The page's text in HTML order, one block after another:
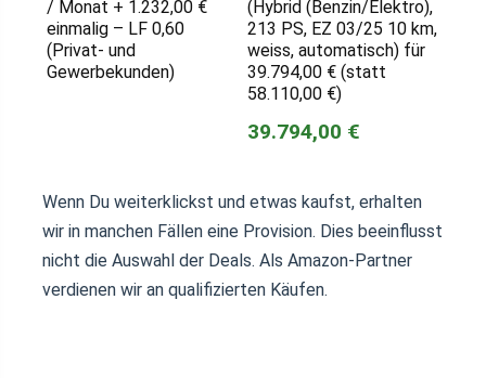
/ Monat + 1.232,00 €
einmalig – LF 0,60
(Privat- und
Gewerbekunden)
(Hybrid (Benzin/Elektro),
213 PS, EZ 03/25 10 km,
weiss, automatisch) für
39.794,00 € (statt
58.110,00 €)
39.794,00 €
Wenn Du weiterklickst und etwas kaufst, erhalten
wir in manchen Fällen eine Provision. Dies beeinflusst
nicht die Auswahl der Deals. Als Amazon-Partner
verdienen wir an qualifizierten Käufen.